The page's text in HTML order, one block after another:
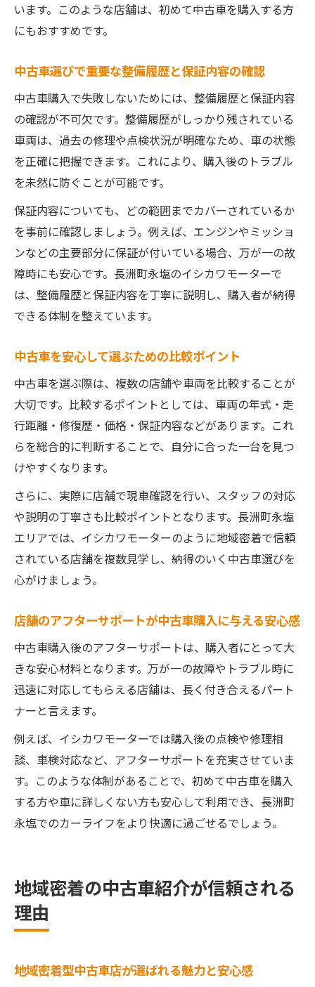
います。このような店舗は、初めて中古車を購入する方
にもおすすめです。
中古車選びで重要な整備履歴と保証内容の確認
中古車購入で失敗しないためには、整備履歴と保証内容
の確認が不可欠です。整備履歴がしっかり残されている
車両は、過去の修理や点検状況が明確なため、車の状態
を正確に把握できます。これにより、購入後のトラブル
を未然に防ぐことが可能です。
保証内容についても、どの範囲までカバーされているか
を事前に確認しましょう。例えば、エンジンやミッショ
ンなどの主要部分に保証が付いている場合、万が一の故
障時にも安心です。長洲町永塩のイシカワモーターで
は、整備履歴と保証内容を丁寧に説明し、購入者が納得
できる体制を整えています。
中古車を安心して選ぶための比較ポイント
中古車を選ぶ際は、複数の店舗や車両を比較することが
大切です。比較するポイントとしては、車両の年式・走
行距離・修復歴・価格・保証内容などがあります。これ
らを総合的に判断することで、自分に合った一台を見つ
けやすくなります。
さらに、実際に店舗で現車確認を行い、スタッフの対応
や説明の丁寧さも比較ポイントとなります。長洲町永塩
エリアでは、イシカワモーターのように地域密着で信頼
されている店舗を複数見学し、納得のいく中古車選びを
心がけましょう。
店舗のアフターサポートが中古車購入に与える安心感
中古車購入後のアフターサポートは、購入者にとって大
きな安心材料となります。万が一の故障やトラブル時に
迅速に対応してもらえる店舗は、長く付き合えるパート
ナーと言えます。
例えば、イシカワモーターでは購入後の点検や修理相
談、車検対応など、アフターサポートを充実させていま
す。このような体制があることで、初めて中古車を購入
する方や車に詳しくない方も安心して利用でき、長洲町
永塩でのカーライフをより快適に過ごせるでしょう。
地域密着の中古車紹介が信頼される
理由
地域密着型中古車店が選ばれる魅力と安心感